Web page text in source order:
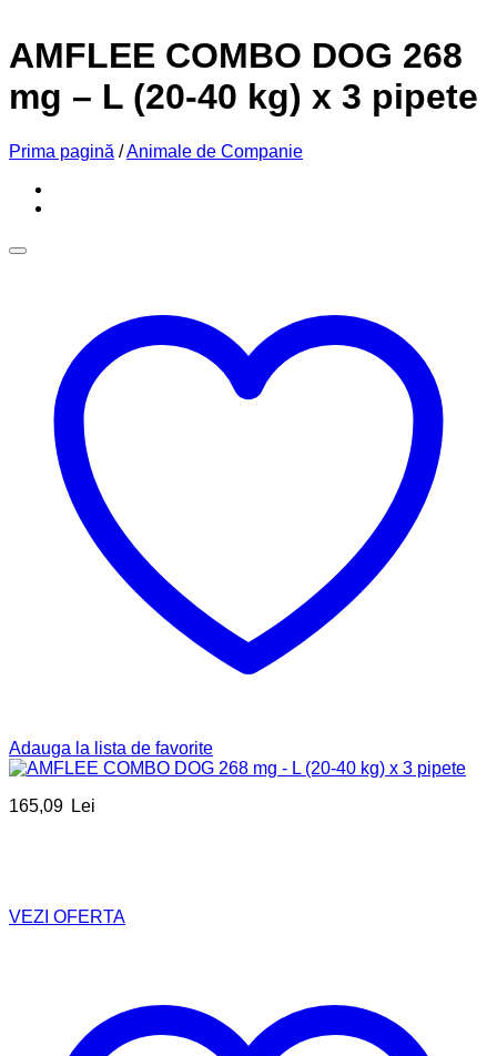
AMFLEE COMBO DOG 268
mg – L (20-40 kg) x 3 pipete
Prima pagină /Animale de Companie
Adauga la lista de favorite
165,09 Lei
VEZI OFERTA